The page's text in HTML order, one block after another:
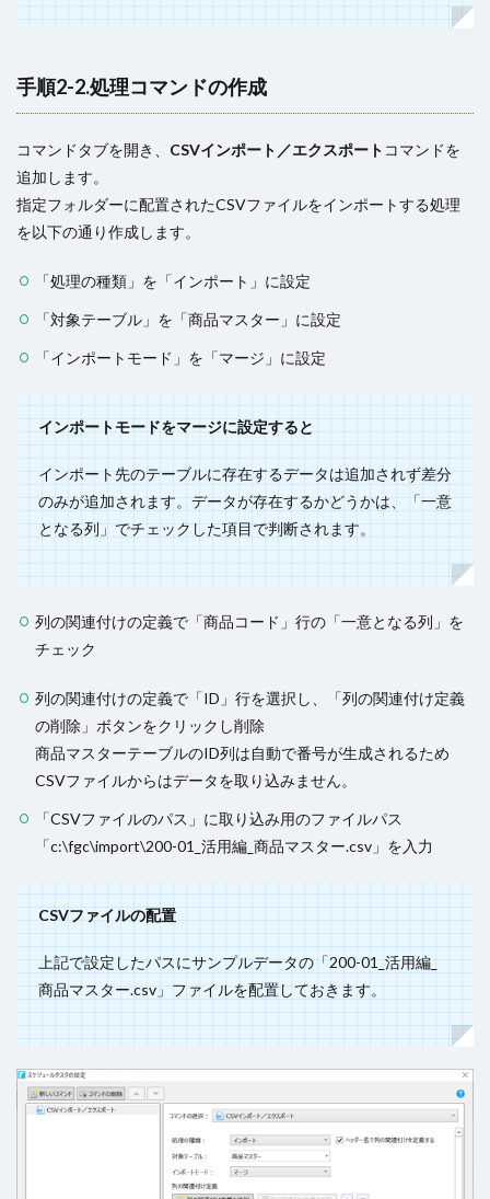
手順2-2.処理コマンドの作成
コマンドタブを開き、 CSVインポート／エクスポート コマンドを
追加します。
指定フォルダーに配置されたCSVファイルをインポートする処理
を以下の通り作成します。
「処理の種類」を「インポート」に設定
「対象テーブル」を「商品マスター」に設定
「インポートモード」を「マージ」に設定
インポートモードをマージに設定すると
インポート先のテーブルに存在するデータは追加されず差分
のみが追加されます。データが存在するかどうかは、「一意
となる列」でチェックした項目で判断されます。
列の関連付けの定義で「商品コード」行の「一意となる列」を
チェック
列の関連付けの定義で「ID」行を選択し、「列の関連付け定義
の削除」ボタンをクリックし削除
商品マスターテーブルのID列は自動で番号が生成されるため
CSVファイルからはデータを取り込みません。
「CSVファイルのパス」に取り込み用のファイルパス
「c:\fgc\import\200-01_活用編_商品マスター.csv」を入力
CSVファイルの配置
上記で設定したパスにサンプルデータの「200-01_活用編_
商品マスター.csv」ファイルを配置しておきます。